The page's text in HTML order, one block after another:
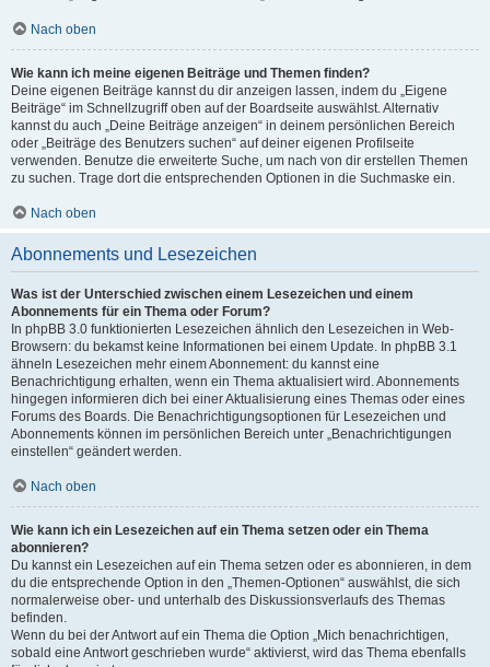
Nach oben
Wie kann ich meine eigenen Beiträge und Themen finden?
Deine eigenen Beiträge kannst du dir anzeigen lassen, indem du „Eigene
Beiträge“ im Schnellzugriff oben auf der Boardseite auswählst. Alternativ
kannst du auch „Deine Beiträge anzeigen“ in deinem persönlichen Bereich
oder „Beiträge des Benutzers suchen“ auf deiner eigenen Profilseite
verwenden. Benutze die erweiterte Suche, um nach von dir erstellen Themen
zu suchen. Trage dort die entsprechenden Optionen in die Suchmaske ein.
Nach oben
Abonnements und Lesezeichen
Was ist der Unterschied zwischen einem Lesezeichen und einem
Abonnements für ein Thema oder Forum?
In phpBB 3.0 funktionierten Lesezeichen ähnlich den Lesezeichen in Web-
Browsern: du bekamst keine Informationen bei einem Update. In phpBB 3.1
ähneln Lesezeichen mehr einem Abonnement: du kannst eine
Benachrichtigung erhalten, wenn ein Thema aktualisiert wird. Abonnements
hingegen informieren dich bei einer Aktualisierung eines Themas oder eines
Forums des Boards. Die Benachrichtigungsoptionen für Lesezeichen und
Abonnements können im persönlichen Bereich unter „Benachrichtigungen
einstellen“ geändert werden.
Nach oben
Wie kann ich ein Lesezeichen auf ein Thema setzen oder ein Thema
abonnieren?
Du kannst ein Lesezeichen auf ein Thema setzen oder es abonnieren, in dem
du die entsprechende Option in den „Themen-Optionen“ auswählst, die sich
normalerweise ober- und unterhalb des Diskussionsverlaufs des Themas
befinden.
Wenn du bei der Antwort auf ein Thema die Option „Mich benachrichtigen,
sobald eine Antwort geschrieben wurde“ aktivierst, wird das Thema ebenfalls